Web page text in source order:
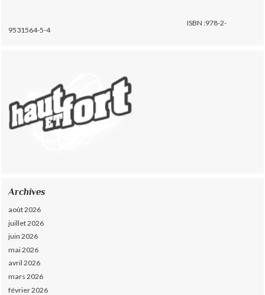
ISBN :978-2-
9531564-5-4
Archives
août 2026
juillet 2026
juin 2026
mai 2026
avril 2026
mars 2026
février 2026